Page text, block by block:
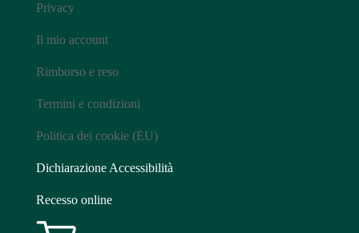
Privacy
Il mio account
Rimborso e reso
Termini e condizioni
Politica dei cookie (EU)
Dichiarazione Accessibilità
Recesso online